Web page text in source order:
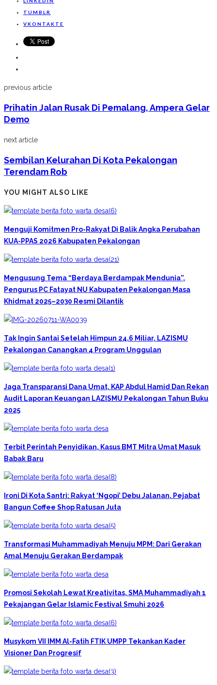
TUMBLR
VKONTAKTE
previous article
Prihatin Jalan Rusak Di Pemalang, Ampera Gelar
Demo
next article
Sembilan Kelurahan Di Kota Pekalongan
Terendam Rob
YOU MIGHT ALSO LIKE
Menguji Komitmen Pro-Rakyat Di Balik Angka Perubahan
KUA-PPAS 2026 Kabupaten Pekalongan
Mengusung Tema “Berdaya Berdampak Mendunia”,
Pengurus PC Fatayat NU Kabupaten Pekalongan Masa
Khidmat 2025–2030 Resmi Dilantik
Tak Ingin Santai Setelah Himpun 24,6 Miliar, LAZISMU
Pekalongan Canangkan 4 Program Unggulan
Jaga Transparansi Dana Umat, KAP Abdul Hamid Dan Rekan
Audit Laporan Keuangan LAZISMU Pekalongan Tahun Buku
2025
Terbit Perintah Penyidikan, Kasus BMT Mitra Umat Masuk
Babak Baru
Ironi Di Kota Santri: Rakyat ‘Ngopi’ Debu Jalanan, Pejabat
Bangun Coffee Shop Ratusan Juta
Transformasi Muhammadiyah Menuju MPM: Dari Gerakan
Amal Menuju Gerakan Berdampak
Promosi Sekolah Lewat Kreativitas, SMA Muhammadiyah 1
Pekajangan Gelar Islamic Festival Smuhi 2026
Musykom VII IMM Al-Fatih FTIK UMPP Tekankan Kader
Visioner Dan Progresif